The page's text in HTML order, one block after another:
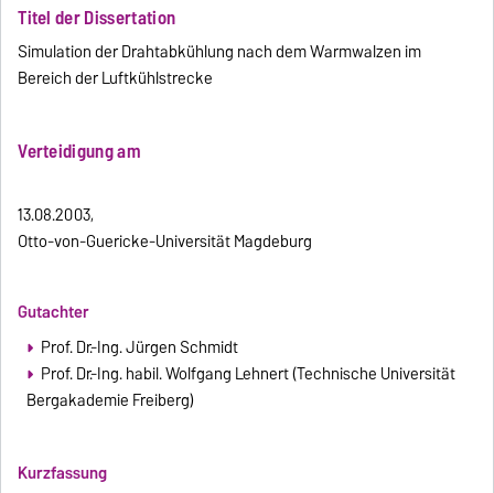
Titel der Dissertation
Simulation der Drahtabkühlung nach dem Warmwalzen im
Bereich der Luftkühlstrecke
Verteidigung am
13.08.2003,
Otto-von-Guericke-Universität Magdeburg
Gutachter
Prof. Dr.-Ing. Jürgen Schmidt
Prof. Dr.-Ing. habil. Wolfgang Lehnert (Technische Universität
Bergakademie Freiberg)
Kurzfassung